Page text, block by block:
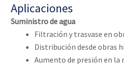
Aplicaciones
Suministro de agua
Filtración y trasvase en
Distribución desde obras
Aumento de presión en la